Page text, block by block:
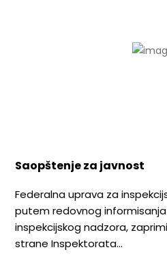
Saopštenje za javnost
Federalna uprava za
putem redovnog
inspekcijskog nadzora,
strane Inspektorata…